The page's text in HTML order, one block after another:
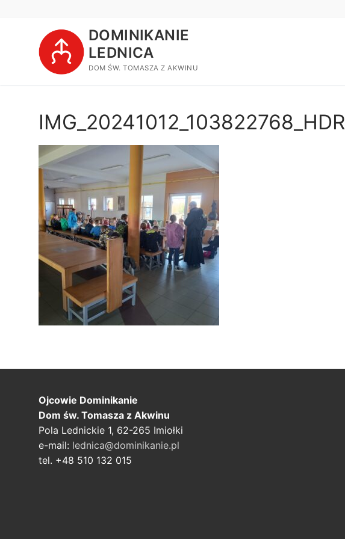
DOMINIKANIE
LEDNICA
DOM ŚW. TOMASZA Z AKWINU
IMG_20241012_103822768_HDR
Ojcowie Dominikanie
Dom św. Tomasza z Akwinu
Pola Lednickie 1, 62-265 Imiołki
e-mail: lednica@dominikanie.pl
tel. +48 510 132 015